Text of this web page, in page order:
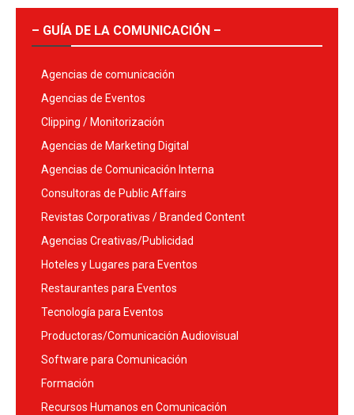
– GUÍA DE LA COMUNICACIÓN –
Agencias de comunicación
Agencias de Eventos
Clipping / Monitorización
Agencias de Marketing Digital
Agencias de Comunicación Interna
Consultoras de Public Affairs
Revistas Corporativas / Branded Content
Agencias Creativas/Publicidad
Hoteles y Lugares para Eventos
Restaurantes para Eventos
Tecnología para Eventos
Productoras/Comunicación Audiovisual
Software para Comunicación
Formación
Recursos Humanos en Comunicación